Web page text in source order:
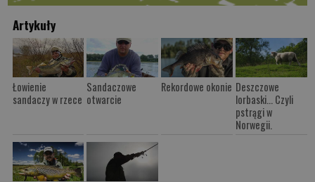
Artykuły
Łowienie
sandaczy w rzece
Sandaczowe
otwarcie
Rekordowe okonie Deszczowe
lorbaski... Czyli
pstrągi w
Norwegii.